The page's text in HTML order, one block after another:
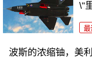
\"
最
波斯的浓缩铀，美